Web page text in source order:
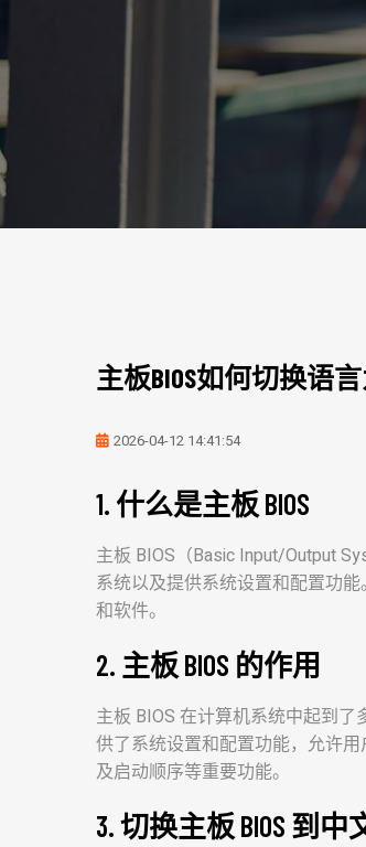
主板BIOS如何切换语
2026-04-12 14:41:54
1. 什么是主板 BIOS
主板 BIOS（Basic Input/Output
系统以及提供系统设置和配置功
和软件。
2. 主板 BIOS 的作用
主板 BIOS 在计算机系统中起到
供了系统设置和配置功能，允许
及启动顺序等重要功能。
3. 切换主板 BIOS 到中